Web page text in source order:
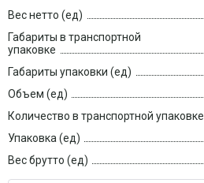
Вес нетто (ед)
Габариты в транспортной
упаковке
Габариты упаковки (ед)
Объем (ед)
Количество в транспортной упаковке
Упаковка (ед)
Вес брутто (ед)